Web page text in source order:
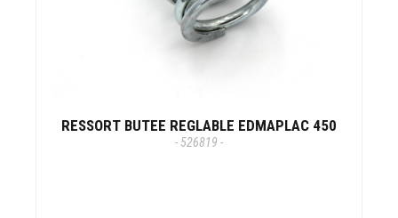
RESSORT BUTEE REGLABLE EDMAPLAC 450
- 526819 -